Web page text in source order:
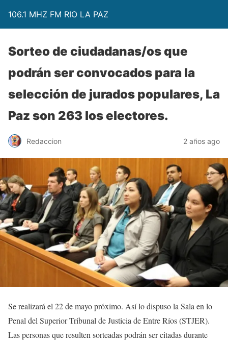
106.1 MHZ FM RIO LA PAZ
Sorteo de ciudadanas/os que
podrán ser convocados para la
selección de jurados populares, La
Paz son 263 los electores.
Redaccion 2 años ago
Se realizará el 22 de mayo próximo. Así lo dispuso la Sala en lo
Penal del Superior Tribunal de Justicia de Entre Ríos (STJER).
Las personas que resulten sorteadas podrán ser citadas durante